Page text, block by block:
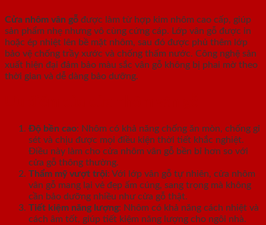
Cửa nhôm vân gỗ được làm từ hợp kim nhôm cao cấp, giúp
sản phẩm nhẹ nhưng vô cùng cứng cáp. Lớp vân gỗ được in
hoặc ép nhiệt lên bề mặt nhôm, sau đó được phủ thêm lớp
bảo vệ chống trầy xước và chống thấm nước. Công nghệ sản
xuất hiện đại đảm bảo màu sắc vân gỗ không bị phai mờ theo
thời gian và dễ dàng bảo dưỡng.
Độ bền cao: Nhôm có khả năng chống ăn mòn, chống gỉ
sét và chịu được mọi điều kiện thời tiết khắc nghiệt.
Điều này làm cho cửa nhôm vân gỗ bền bỉ hơn so với
cửa gỗ thông thường.
Thẩm mỹ vượt trội: Với lớp vân gỗ tự nhiên, cửa nhôm
vân gỗ mang lại vẻ đẹp ấm cúng, sang trọng mà không
cần bảo dưỡng nhiều như cửa gỗ thật.
Tiết kiệm năng lượng: Nhôm có khả năng cách nhiệt và
cách âm tốt, giúp tiết kiệm năng lượng cho ngôi nhà.